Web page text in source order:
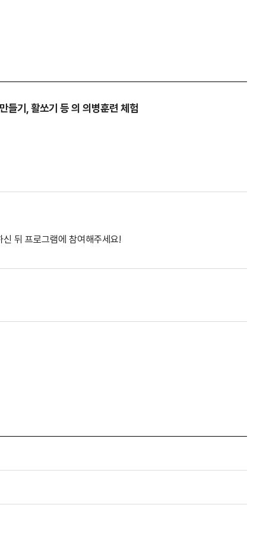
들기, 활쏘기 등 의 의병훈련 체험
뒤 프로그램에 참여해주세요!